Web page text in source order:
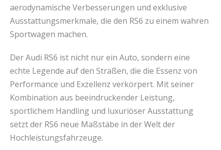
aerodynamische Verbesserungen und exklusive
Ausstattungsmerkmale, die den RS6 zu einem wahren
Sportwagen machen.
Der Audi RS6 ist nicht nur ein Auto, sondern eine
echte Legende auf den Straßen, die die Essenz von
Performance und Exzellenz verkörpert. Mit seiner
Kombination aus beeindruckender Leistung,
sportlichem Handling und luxuriöser Ausstattung
setzt der RS6 neue Maßstäbe in der Welt der
Hochleistungsfahrzeuge.